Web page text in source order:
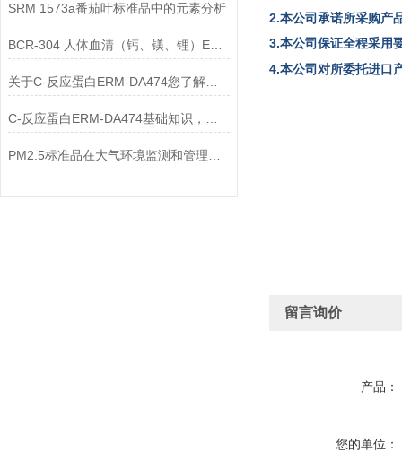
SRM 1573a番茄叶标准品中的元素分析
BCR-304 人体血清（钙、镁、锂）ERM标准品
关于C-反应蛋白ERM-DA474您了解多少？
2.本公司承诺所采购产
3.本公司保证全程采用
4.本公司对所委托进口
留言询价
产品：
您的单位：